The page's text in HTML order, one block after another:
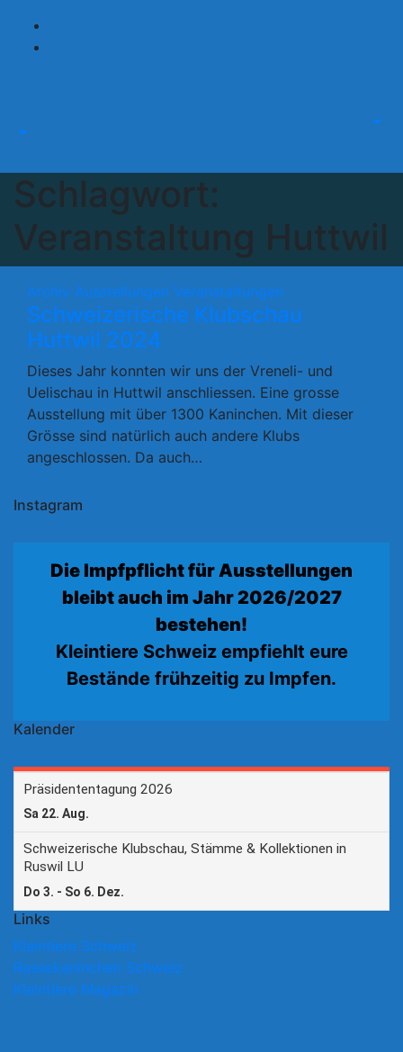
Inhalt
springen
Schlagwort:
Veranstaltung Huttwil
Archiv Ausstellungen Veranstaltungen
Schweizerische Klubschau
Huttwil 2024
Dieses Jahr konnten wir uns der Vreneli- und
Uelischau in Huttwil anschliessen. Eine grosse
Ausstellung mit über 1300 Kaninchen. Mit dieser
Grösse sind natürlich auch andere Klubs
angeschlossen. Da auch…
Instagram
Die Impfpflicht für Ausstellungen
bleibt auch im Jahr 2026/2027
bestehen!
Kleintiere Schweiz empfiehlt eure
Bestände frühzeitig zu Impfen.
Kalender
Links
Kleintiere Schweiz
Rassekaninchen Schweiz
Kleintiere Magazin